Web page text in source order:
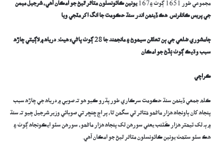
مجموعي طور 1651 ڳوٺ ۽167
يونين ڪائونسلون متاثر ٿيڻ جو امڪان آھي، شرجيل ميمن
جي پريس ڪانفرنس. ھڪ ڏينھن اندر سنڌ حڪومت جا انگ اکر مٽجي ويا
ڄامشوري ضلعي جي ٻن تعلقن سيھوڻ ۽ مانجھند جا 28 ڳوٺ پاڻيءَ ھيٺ. درياھ ۾ لاڳيتي چاڙھ
سبب وڌيڪ ڳوٺ ٻُڏڻ جو امڪان
ڪراچي
ڪلھ جمعي ڏينھن سنڌ حڪومت سرڪاري طور پڌرو ڪيو ھو تہ صوبي ۾ درياھ جي چاڙھ سبب
پنجاھ کان ٻاونجاھ ھزار ماڻھو مُتاثر ٿي سگھن ٿا، پر اڄ ڇنڇر تي صوبائي وزير شرجيل چيو تہ سنڌ
۾ ٻہ لک ٽيھتر ھزار ڪُٽنب يعني سورھن لک پنجاھ ھزار ماڻھو، سورھن سئو ايڪونجاھ ڳوٺ ۽
ھڪ سئو ستھٺ يونين ڪائونسلون متاثر ٿيڻ جو امڪان آھي.